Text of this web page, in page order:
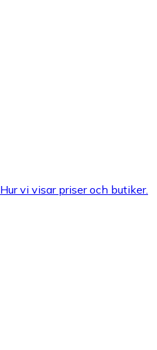
Hur vi visar priser och butiker.